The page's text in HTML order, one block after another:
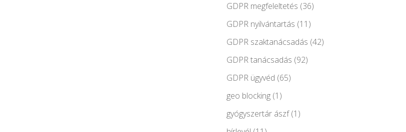
GDPR megfeleltetés (36)
GDPR nyilvántartás (11)
GDPR szaktanácsadás (42)
GDPR tanácsadás (92)
GDPR ügyvéd (65)
geo blocking(1)
gyógyszertár ászf(1)